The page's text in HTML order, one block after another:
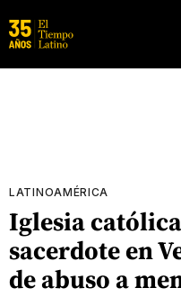
LATINOAMÉRICA
Iglesia
sacerdote en
de abuso a